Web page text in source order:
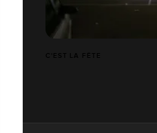
C'EST LA FÊTE